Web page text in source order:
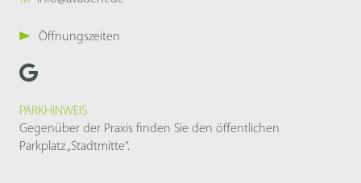
Öffnungszeiten
PARKHINWEIS
Gegenüber der Praxis finden Sie den öffentlichen
Parkplatz „Stadtmitte“.